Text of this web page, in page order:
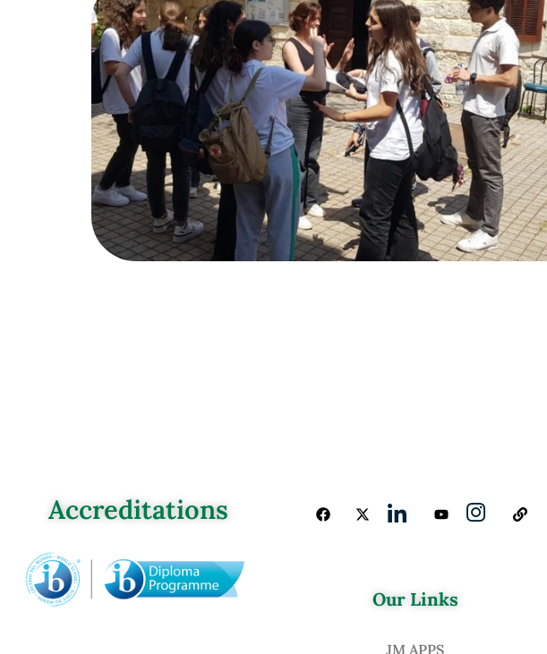
Accreditations
Our Links
JM APPS